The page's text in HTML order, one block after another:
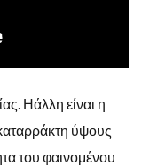
Ηάλλη είναι η
ύψους
του φαινομένου